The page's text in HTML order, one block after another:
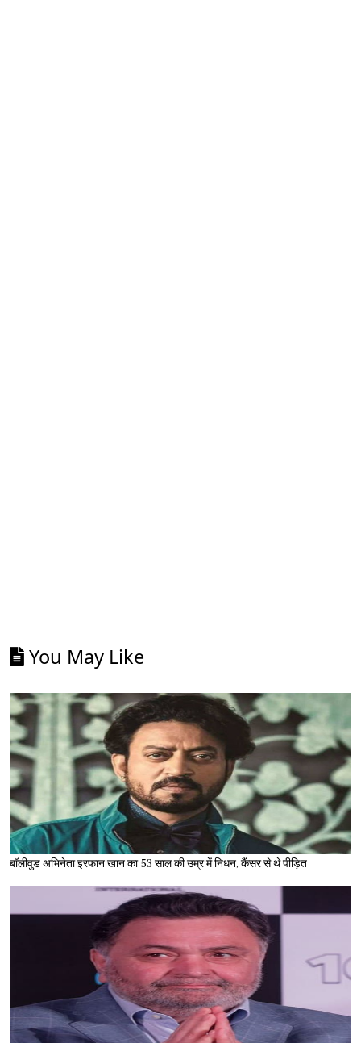
You May Like
बॉलीवुड अभिनेता इरफान खान का 53 साल की उम्र में निधन, कैंसर से थे पीड़ित